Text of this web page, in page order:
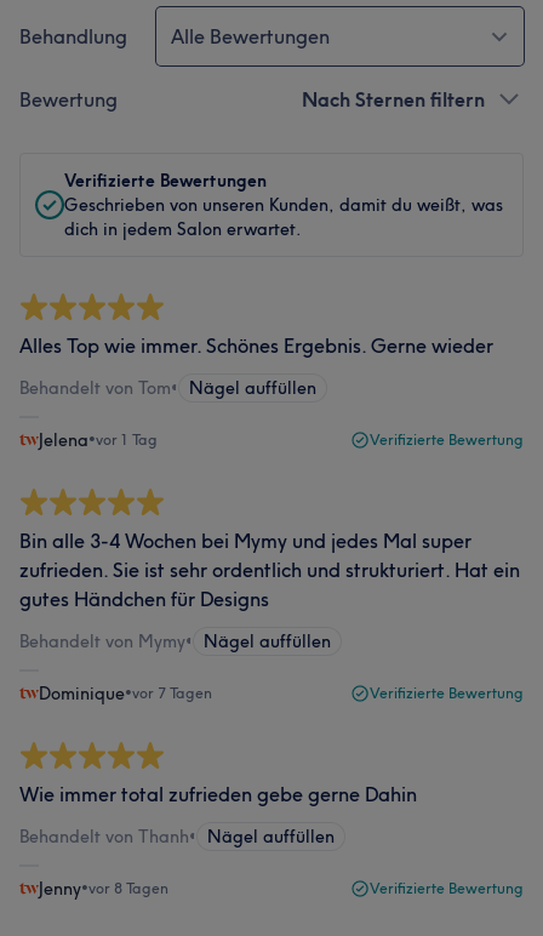
Behandlung Alle Bewertungen
Bewertung Nach Sternen filtern
Verifizierte Bewertungen
Geschrieben von unseren Kunden, damit du weißt, was
dich in jedem Salon erwartet.
Alles Top wie immer. Schönes Ergebnis. Gerne wieder
Behandelt von Tom• Nägel auffüllen
Jelena•vor 1 Tag Verifizierte Bewertung
Bin alle 3-4 Wochen bei Mymy und jedes Mal super
zufrieden. Sie ist sehr ordentlich und strukturiert. Hat ein
gutes Händchen für Designs
Behandelt von Mymy• Nägel auffüllen
Dominique•vor 7 Tagen Verifizierte Bewertung
Wie immer total zufrieden gebe gerne Dahin
Behandelt von Thanh• Nägel auffüllen
Jenny•vor 8 Tagen Verifizierte Bewertung